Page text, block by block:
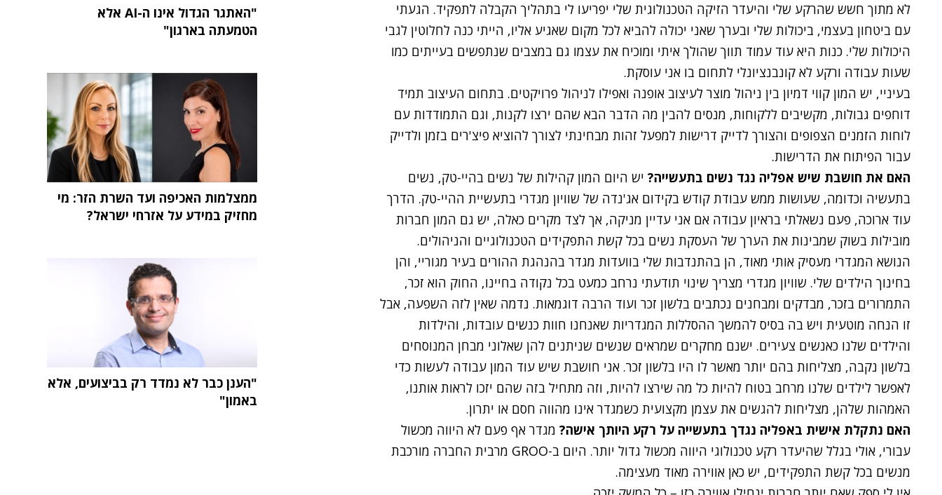
לא מתוך חשש שהרקע שלי והיעדר הזיקה הטכנולוגית שלי יפריעו לי בתהליך הקבלה לתפקיד. הגעתי
עם ביטחון בעצמי, ביכולות שלי ובערך שאני יכולה להביא לכל מקום שאגיע אליו, הייתי כנה לחלוטין לגבי
היכולות שלי. כנות היא עוד עמוד תווך שהולך איתי ומוכיח את עצמו גם במצבים שנתפשים בעייתים כמו
שעות עבודה ורקע לא קונבנציונלי לתחום בו אני עוסקת.
בעיניי, יש המון קווי דמיון בין ניהול מוצר לעיצוב אופנה ואפילו לניהול פרויקטים. בתחום העיצוב תמיד
דוחפים גבולות, מקשיבים ללקוחות, מנסים להבין מה הדבר הבא שהם ירצו לקנות, וגם התמודדות עם
לוחות הזמנים הצפופים והצורך לדייק דרישות למפעל זהות מבחינתי לצורך להוציא פיצ'רים בזמן ולדייק
עבור הפיתוח את הדרישות.
האם את חושבת שיש אפליה נגד נשים בתעשייה? יש היום המון קהילות של נשים בהיי-טק, נשים
בתעשיה וכדומה, שעושות ממש עבודת קודש בקידום אג'נדה של שוויון מגדרי בתעשיית ההיי-טק. הדרך
עוד ארוכה, פעם נשאלתי בראיון עבודה אם אני עדיין מניקה, אך לצד מקרים כאלה, יש גם המון חברות
מובילות בשוק שמבינות את הערך של העסקת נשים בכל קשת התפקידים הטכנולוגיים והניהולים.
הנושא המגדרי מעסיק אותי מאוד, הן בהתנדבות שלי בוועדות מגדר בהנהגת ההורים בעיר מגוריי, והן
בחינוך הילדים שלי. שוויון מגדרי מצריך שינוי תודעתי נרחב כמעט בכל נקודה בחיינו, החוק הוא זכר,
התמרורים בזכר, מבדקים ומבחנים נכתבים בלשון זכר ועוד הרבה דוגמאות. נדמה שאין לזה השפעה, אבל
זו הנחה מוטעית ויש בה בסיס להמשך ההסללות המגדריות שאנחנו חוות כנשים עובדות, והילדות
והילדים שלנו כאנשים צעירים. ישנם מחקרים שמראים שנשים שניתנים להן שאלוני מבחן המנוסחים
בלשון נקבה, מצליחות בהם יותר מאשר לו היו בלשון זכר. אני חושבת שיש עוד המון עבודה לעשות כדי
לאפשר לילדים שלנו מרחב בטוח להיות כל מה שירצו להיות, וזה מתחיל בזה שהם יזכו לראות אותנו,
האמהות שלהן, מצליחות להגשים את עצמן מקצועית כשמגדר אינו מהווה חסם או יתרון.
האם נתקלת אישית באפליה נגדך בתעשייה על רקע היותך אישה? מגדר אף פעם לא היווה מכשול
עבורי, אולי בגלל שהיעדר רקע טכנולוגי היווה מכשול גדול יותר. היום ב-GROO מרבית החברה מורכבת
מנשים בכל קשת התפקידים, יש כאן אווירה מאוד מעצימה.
"האתגר הגדול אינו ה-AI אלא
הטמעתה בארגון"
ממצלמות האכיפה ועד השרת הזר: מי
מחזיק במידע על אזרחי ישראל?
"הענן כבר לא נמדד רק בביצועים, אלא
באמון"